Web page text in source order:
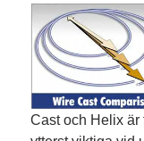
Cast och Helix är